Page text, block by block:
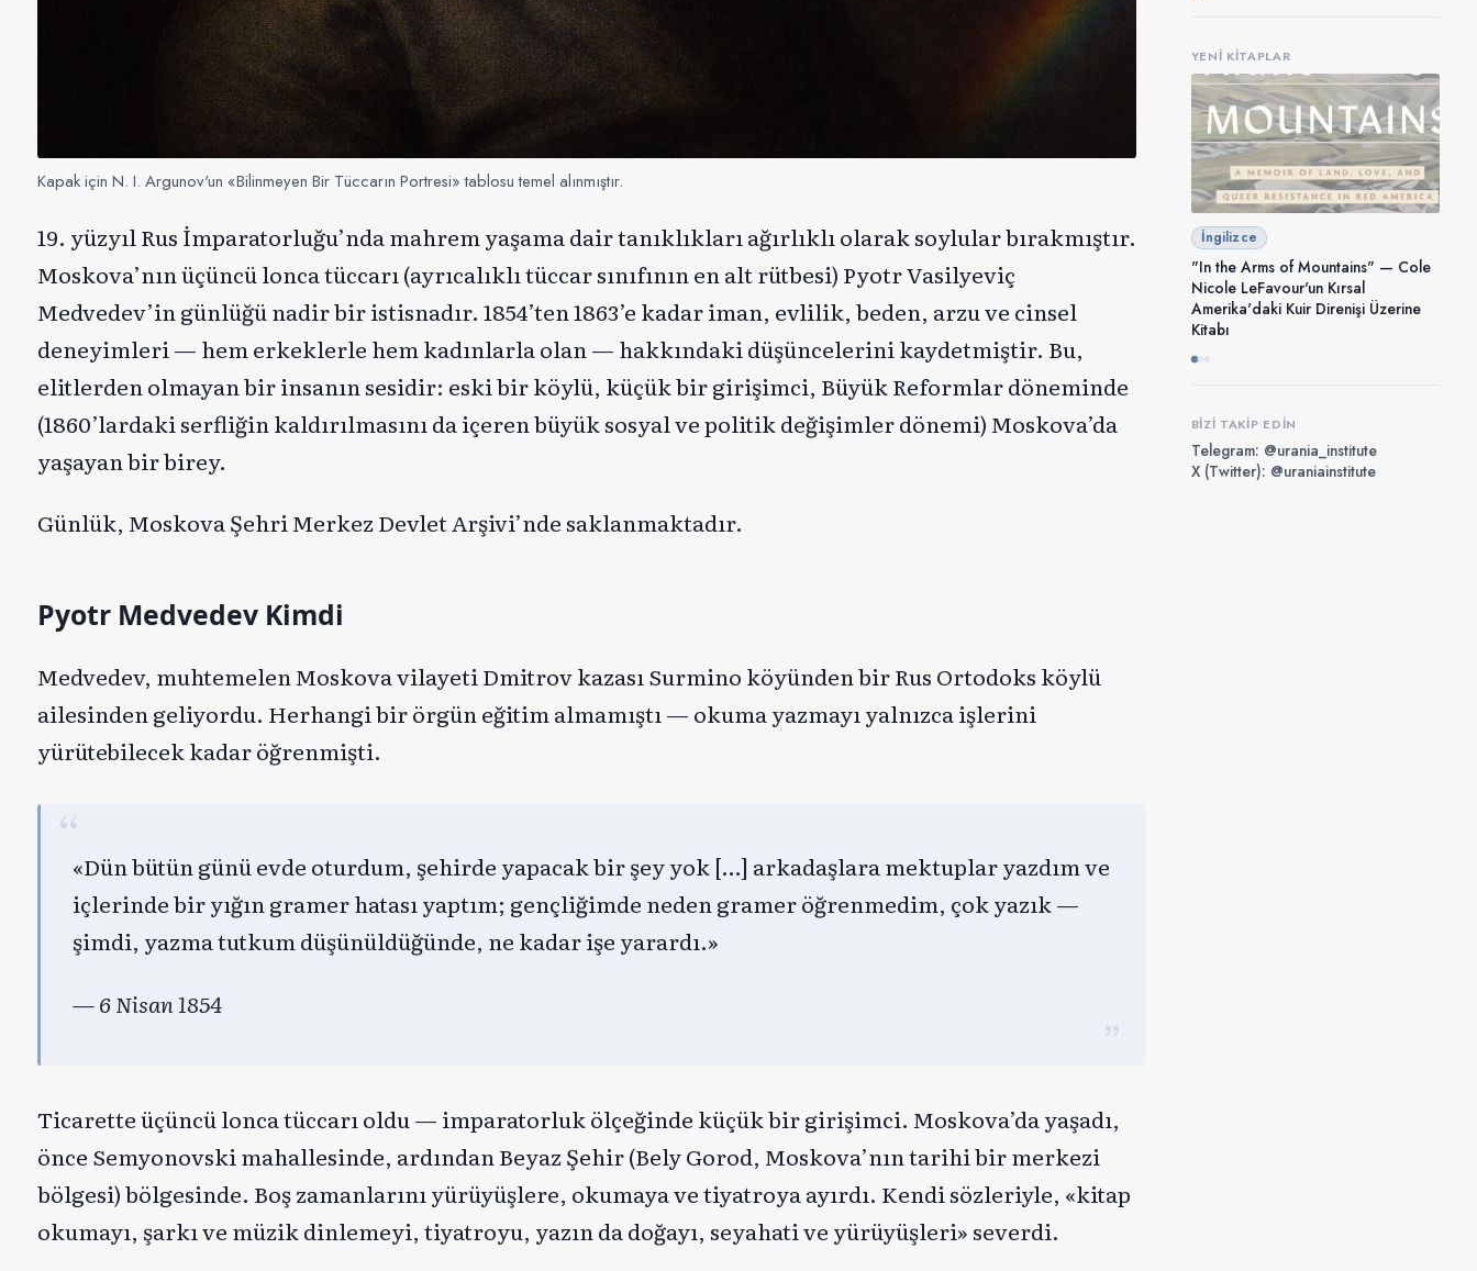
Kapak için N. I. Argunov'un «Bilinmeyen Bir Tüccarın Portresi» tablosu temel alınmıştır.
19. yüzyıl Rus İmparatorluğu’nda mahrem yaşama dair tanıklıkları ağırlıklı olarak soylular bırakmıştır.
Moskova’nın üçüncü lonca tüccarı (ayrıcalıklı tüccar sınıfının en alt rütbesi) Pyotr Vasilyeviç
Medvedev’in günlüğü nadir bir istisnadır. 1854’ten 1863’e kadar iman, evlilik, beden, arzu ve cinsel
deneyimleri — hem erkeklerle hem kadınlarla olan — hakkındaki düşüncelerini kaydetmiştir. Bu,
elitlerden olmayan bir insanın sesidir: eski bir köylü, küçük bir girişimci, Büyük Reformlar döneminde
(1860’lardaki serfliğin kaldırılmasını da içeren büyük sosyal ve politik değişimler dönemi) Moskova’da
yaşayan bir birey.
Günlük, Moskova Şehri Merkez Devlet Arşivi’nde saklanmaktadır.
Pyotr Medvedev Kimdi
Medvedev, muhtemelen Moskova vilayeti Dmitrov kazası Surmino köyünden bir Rus Ortodoks köylü
ailesinden geliyordu. Herhangi bir örgün eğitim almamıştı — okuma yazmayı yalnızca işlerini
yürütebilecek kadar öğrenmişti.
«Dün bütün günü evde oturdum, şehirde yapacak bir şey yok […] arkadaşlara mektuplar yazdım ve
içlerinde bir yığın gramer hatası yaptım; gençliğimde neden gramer öğrenmedim, çok yazık —
şimdi, yazma tutkum düşünüldüğünde, ne kadar işe yarardı.»
— 6 Nisan 1854
Ticarette üçüncü lonca tüccarı oldu — imparatorluk ölçeğinde küçük bir girişimci. Moskova’da yaşadı,
önce Semyonovski mahallesinde, ardından Beyaz Şehir (Bely Gorod, Moskova’nın tarihi bir merkezi
bölgesi) bölgesinde. Boş zamanlarını yürüyüşlere, okumaya ve tiyatroya ayırdı. Kendi sözleriyle, «kitap
okumayı, şarkı ve müzik dinlemeyi, tiyatroyu, yazın da doğayı, seyahati ve yürüyüşleri» severdi.
YENI KITAPLAR
İngilizce
"In the Arms of Mountains" — Cole
Nicole LeFavour'un Kırsal
Amerika'daki Kuir Direnişi Üzerine
Kitabı
BIZI TAKIP EDIN
Telegram: @urania_institute
X (Twitter): @uraniainstitute